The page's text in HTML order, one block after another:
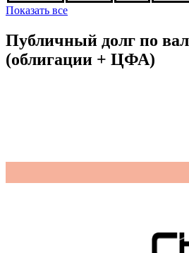
Показать все
Публичный долг по
(облигации + ЦФА)